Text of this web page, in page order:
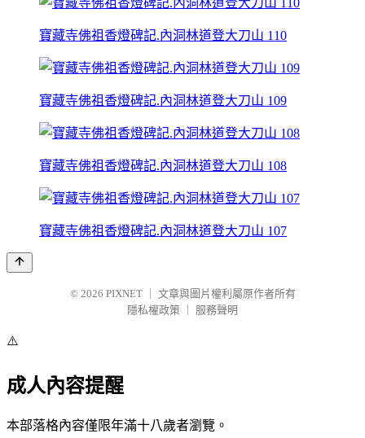
寶藏寺佛祖香燈碑記.內洞林道登大刀山 110
寶藏寺佛祖香燈碑記.內洞林道登大刀山 109
寶藏寺佛祖香燈碑記.內洞林道登大刀山 108
寶藏寺佛祖香燈碑記.內洞林道登大刀山 107
© 2026 PIXNET
文章與圖片權利屬原作者所有
隱私權政策
服務聲明
⚠️
成人內容提醒
本部落格內容僅限年滿十八歲者瀏覽。